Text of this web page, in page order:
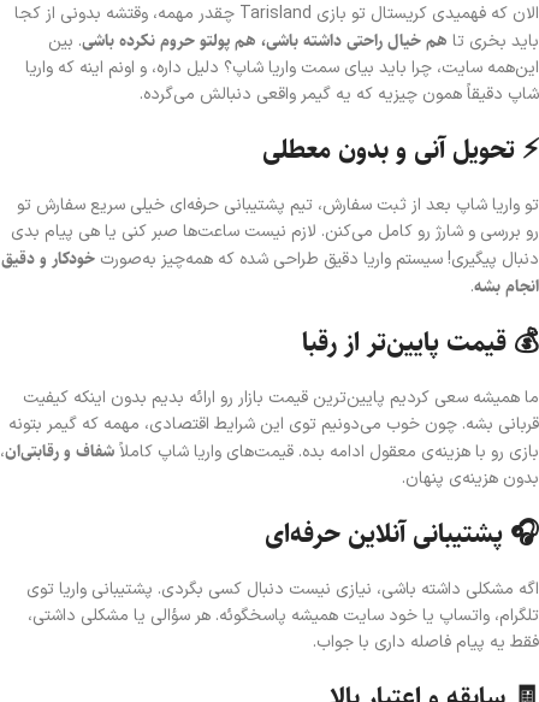
الان که فهمیدی کریستال تو بازی Tarisland چقدر مهمه، وقتشه بدونی از کجا
باید بخری تا هم خیال راحتی داشته باشی، هم پولتو حروم نکرده باشی. بین
این‌همه سایت، چرا باید بیای سمت واریا شاپ؟ دلیل داره، و اونم اینه که واریا
شاپ دقیقاً همون چیزیه که یه گیمر واقعی دنبالش می‌گرده.
⚡ تحویل آنی و بدون معطلی
تو واریا شاپ بعد از ثبت سفارش، تیم پشتیبانی حرفه‌ای خیلی سریع سفارش تو
رو بررسی و شارژ رو کامل می‌کنن. لازم نیست ساعت‌ها صبر کنی یا هی پیام بدی
دنبال پیگیری! سیستم واریا دقیق طراحی شده که همه‌چیز به‌صورت خودکار و دقیق
انجام بشه.
💰 قیمت پایین‌تر از رقبا
ما همیشه سعی کردیم پایین‌ترین قیمت بازار رو ارائه بدیم بدون اینکه کیفیت
قربانی بشه. چون خوب می‌دونیم توی این شرایط اقتصادی، مهمه که گیمر بتونه
بازی رو با هزینه‌ی معقول ادامه بده. قیمت‌های واریا شاپ کاملاًشفاف و رقابتی‌ان،
بدون هزینه‌ی پنهان.
🎧 پشتیبانی آنلاین حرفه‌ای
اگه مشکلی داشته باشی، نیازی نیست دنبال کسی بگردی. پشتیبانی واریا توی
تلگرام، واتساپ یا خود سایت همیشه پاسخگوئه. هر سؤالی یا مشکلی داشتی،
فقط یه پیام فاصله داری با جواب.